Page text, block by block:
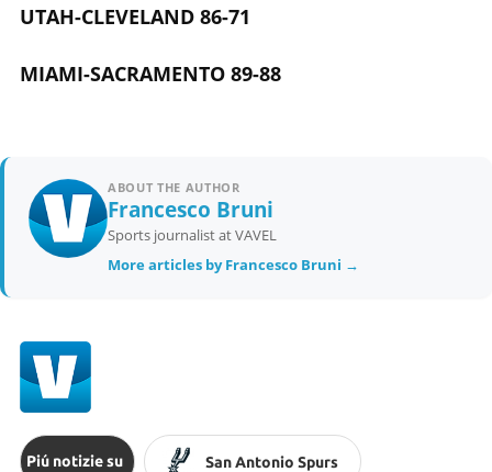
UTAH-CLEVELAND 86-71
MIAMI-SACRAMENTO 89-88
ABOUT THE AUTHOR
Francesco Bruni
Sports journalist at VAVEL
More articles by Francesco Bruni →
Piú notizie su San Antonio Spurs